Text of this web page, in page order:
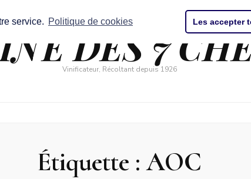
service. Politique de cookies Les accepter
DES 7
Vinificateur, Récoltant depuis 1926
Étiquette :AOC